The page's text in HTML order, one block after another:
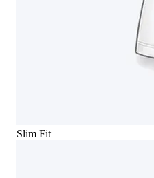
Slim Fit